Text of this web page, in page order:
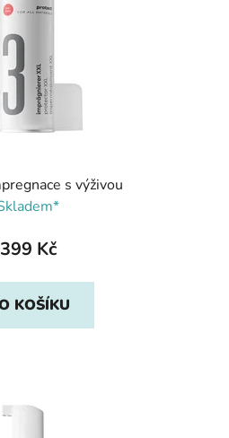
s výživou
399 Kč
KOŠÍKU